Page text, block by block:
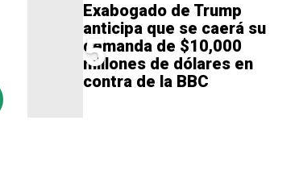
5
Exabogado de Trump
anticipa que se caerá su
demanda de $10,000
millones de dólares en
contra de la BBC